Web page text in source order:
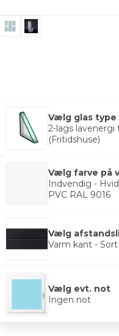
Vælg glas type
2-lags lavenergi
(Fritidshuse)
Vælg farve på
Indvendig -
PVC RAL 9016
Vælg
Varm kant - Sort
Vælg evt. not
Ingen not